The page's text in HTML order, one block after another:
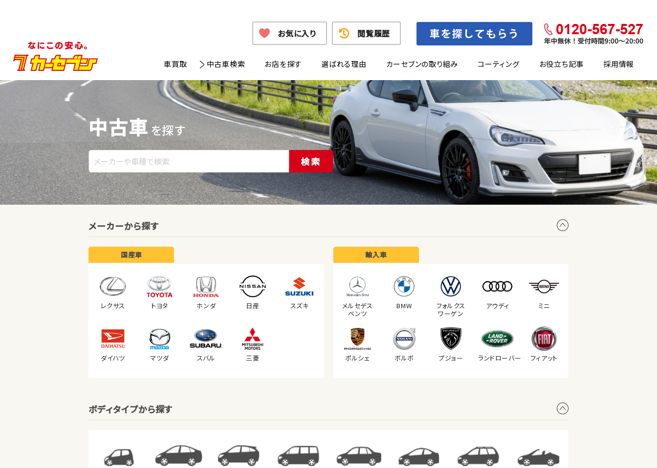
車買取 中古車検索 お店を探す 選ばれる理由 カーセブンの取り組み コーティング お役立ち記事 採用情報
お気に入り 閲覧履歴
中古車 を探す
検索
メーカーから探す
国産車
レクサス トヨタ ホンダ 日産 スズキ
ダイハツ マツダ スバル 三菱
輸入車
メルセデス
ベンツ
BMW
フォルクス
ワーゲン
アウディ ミニ
ポルシェ ボルボ プジョー ランドローバー フィアット
ボディタイプから探す